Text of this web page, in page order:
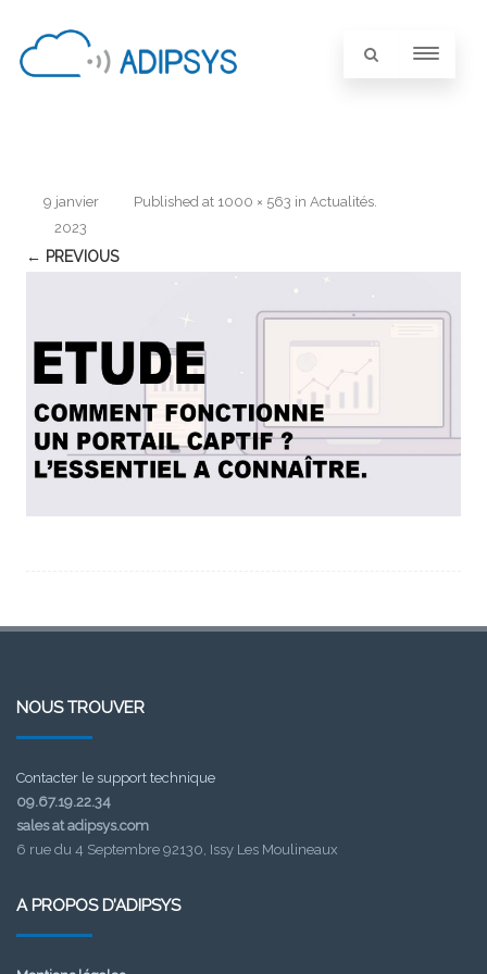
Published
9 janvier
2023
at 1000 × 563 in Actualités.
← PREVIOUS
NOUS TROUVER
Contacter le support technique
09.67.19.22.34
sales at adipsys.com
6 rue du 4 Septembre 92130, Issy Les Moulineaux
A PROPOS D’ADIPSYS